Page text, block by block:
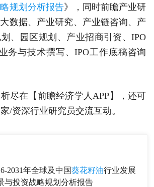
规划分析报告》，同时前瞻产业研
数据、产业研究、产业链咨询、产
、园区规划、产业招商引资、IPO
务与技术撰写、IPO工作底稿咨询
尽在【前瞻经济学人APP】，还可
/资深行业研究员交流互动。
2031年全球及中国葵花籽油行业发展
与投资战略规划分析报告